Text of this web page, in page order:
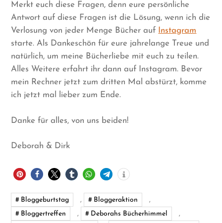
Merkt euch diese Fragen, denn eure persönliche
Antwort auf diese Fragen ist die Lösung, wenn ich die
Verlosung von jeder Menge Bücher auf
Instagram
starte. Als Dankeschön für eure jahrelange Treue und
natürlich, um meine Bücherliebe mit euch zu teilen.
Alles Weitere erfahrt ihr dann auf Instagram. Bevor
mein Rechner jetzt zum dritten Mal abstürzt, komme
ich jetzt mal lieber zum Ende.
Danke für alles, von uns beiden!
Deborah & Dirk
Bloggeburtstag , Bloggeraktion
,
Bloggertreffen
, Deborahs Bücherhimmel
,